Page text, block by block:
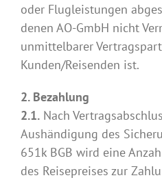
oder Flugleistungen
denen AO-GmbH nicht
unmittelbarer
Kunden/Reisenden ist.
2. Bezahlung
2.1. Nach
Aushändigung des
651k BGB wird eine
des Reisepreises zur